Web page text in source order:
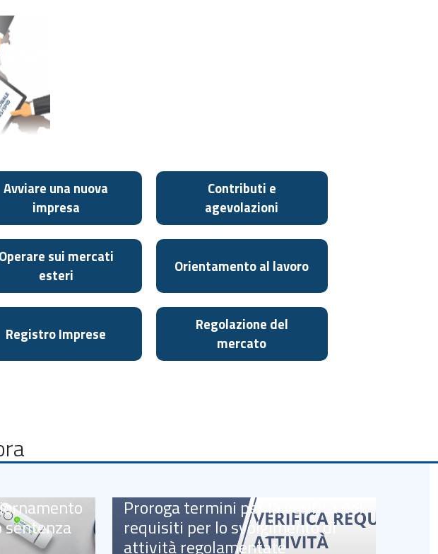
Avviare una nuova
impresa
Contributi e
agevolazioni
Operare sui mercati
esteri
Orientamento al lavoro
Registro Imprese
Regolazione del
mercato
Proroga termini per la verifica dei
requisiti per lo svolgimento di
attività regolamentate